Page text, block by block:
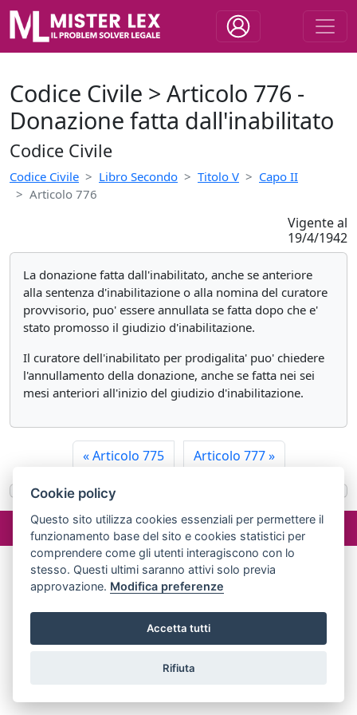
Codice Civile > Articolo 776 -
Donazione fatta dall'inabilitato
Codice Civile
Codice Civile Libro Secondo Titolo V
Capo II
Articolo 776
Vigente al
19/4/1942
La donazione fatta dall'inabilitato, anche se anteriore
alla sentenza d'inabilitazione o alla nomina del curatore
provvisorio, puo' essere annullata se fatta dopo che e'
stato promosso il giudizio d'inabilitazione.
Il curatore dell'inabilitato per prodigalita' puo' chiedere
l'annullamento della donazione, anche se fatta nei sei
mesi anteriori all'inizio del giudizio d'inabilitazione.
«Articolo 775 Articolo 777»
©2024 misterlex.it - redazione@misterlex.it-Privacy- P.I.
02029690472
Cookie policy
Questo sito utilizza cookies essenziali per permettere il
funzionamento base del sito e cookies statistici per
comprendere come gli utenti interagiscono con lo
stesso. Questi ultimi saranno attivi solo previa
approvazione. Modifica preferenze
Accetta tutti
Rifiuta